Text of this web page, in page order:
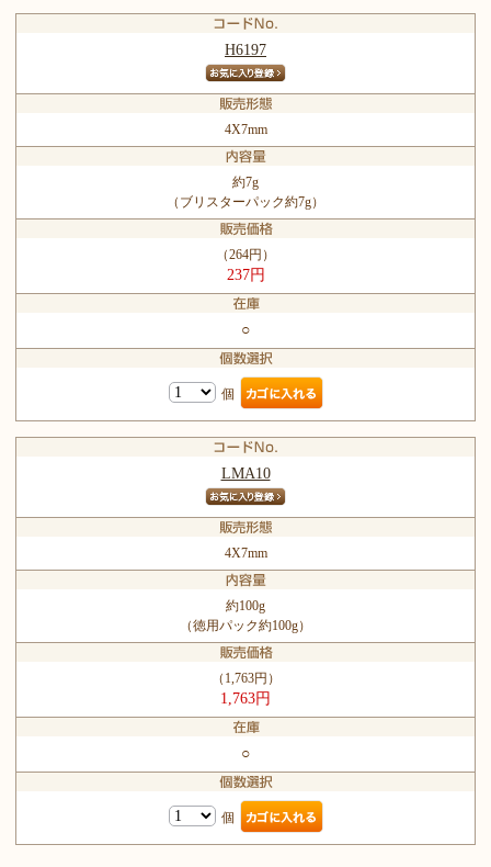
H6197
4X7mm
約7g
（ブリスターパック約7g）
（264円）
237円
○
個
LMA10
4X7mm
約100g
（徳用パック約100g）
（1,763円）
1,763円
○
個